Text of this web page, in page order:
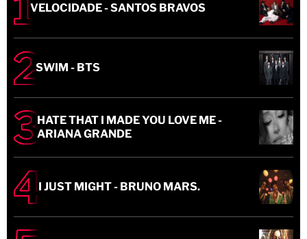
VELOCIDADE - SANTOS BRAVOS
SWIM - BTS
HATE THAT I MADE YOU LOVE ME -
ARIANA GRANDE
I JUST MIGHT - BRUNO MARS.